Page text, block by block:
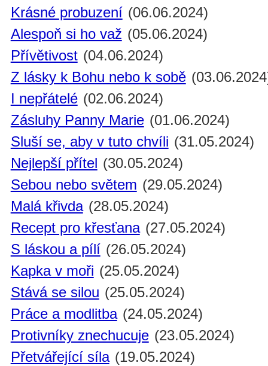
Krásné probuzení (06.06.2024)
Alespoň si ho važ (05.06.2024)
Přívětivost (04.06.2024)
Z lásky k Bohu nebo k sobě
I nepřátelé (02.06.2024)
Zásluhy Panny Marie (01.06.2024)
Sluší se, aby v tuto chvíli (31.05.2024)
Nejlepší přítel (30.05.2024)
Sebou nebo světem (29.05.2024)
Malá křivda (28.05.2024)
Recept pro křesťana (27.05.2024)
S láskou a pílí (26.05.2024)
Kapka v moři (25.05.2024)
Stává se silou (25.05.2024)
Práce a modlitba (24.05.2024)
Protivníky znechucuje (23.05.2024)
Přetvářející síla (19.05.2024)